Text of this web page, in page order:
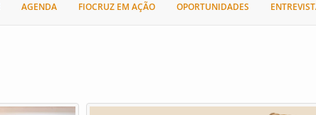
AGENDA FIOCRUZ EM AÇÃO OPORTUNIDADES